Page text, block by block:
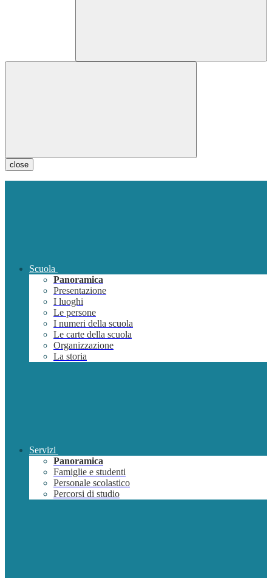
close
Scuola
Panoramica
Presentazione
I luoghi
Le persone
I numeri della scuola
Le carte della scuola
Organizzazione
La storia
Servizi
Panoramica
Famiglie e studenti
Personale scolastico
Percorsi di studio